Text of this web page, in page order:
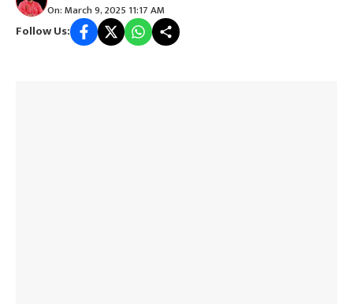
On: March 9, 2025 11:17 AM
Follow Us: